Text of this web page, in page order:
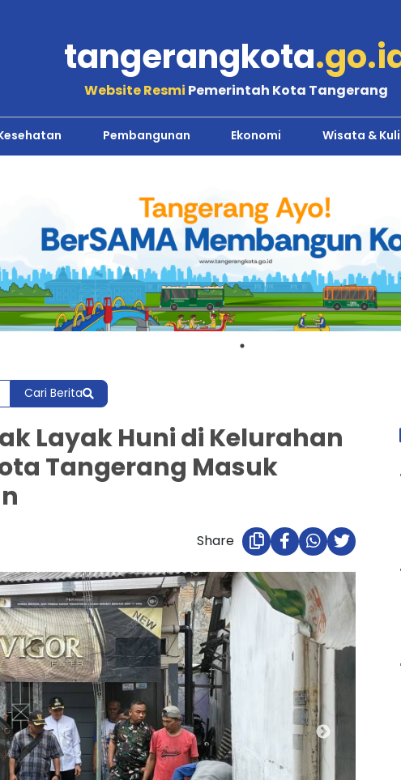
tangerangkota
Website Resmi Pemerintah Kota Tangerang
Pembangunan Ekonomi Wisata &
Cari Berita
Layak Huni di Kelurahan
Tangerang Masuk
Share